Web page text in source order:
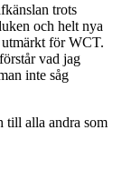
trots
och helt nya
utmärkt för WCT.
vad jag
inte såg
till alla andra som